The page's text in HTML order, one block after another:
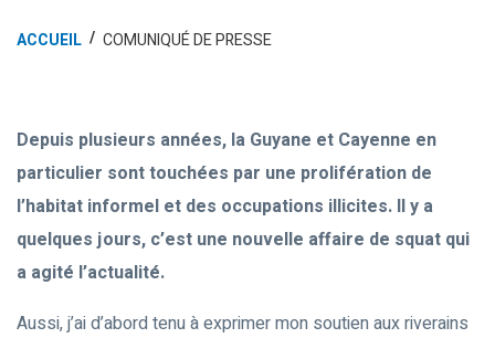
ACCUEIL COMUNIQUÉ DE PRESSE
Depuis plusieurs années, la Guyane et Cayenne en
particulier sont touchées par une prolifération de
l’habitat informel et des occupations illicites. Il y a
quelques jours, c’est une nouvelle affaire de squat qui
a agité l’actualité.
Aussi, j’ai d’abord tenu à exprimer mon soutien aux riverains